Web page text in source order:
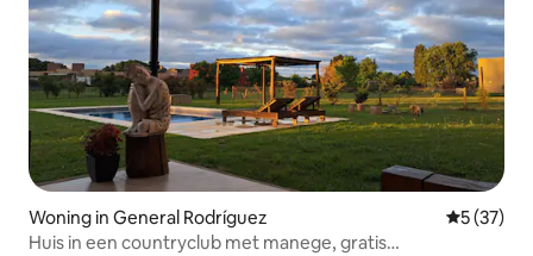
Woning in General Rodríguez
5 (37)
Huis in een countryclub met manege, gratis